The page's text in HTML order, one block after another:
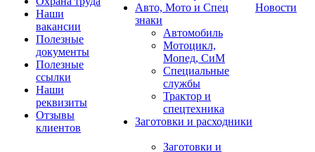
Наши
вакансии
Полезные
документы
Полезные
ссылки
Наши
реквизиты
Отзывы
клиентов
Авто, Мото и Спец
знаки
Автомобиль
Мотоцикл,
Мопед, СиМ
Специальные
службы
Трактор и
спецтехника
Заготовки и расходники
Заготовки и
Новости